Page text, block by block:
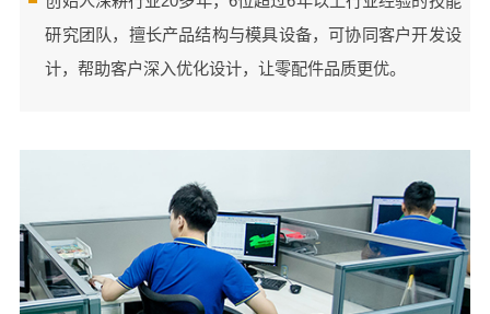
研究团队，擅长产品结构与模具设备，可协同客户开发设
计，帮助客户深入优化设计，让零配件品质更优。